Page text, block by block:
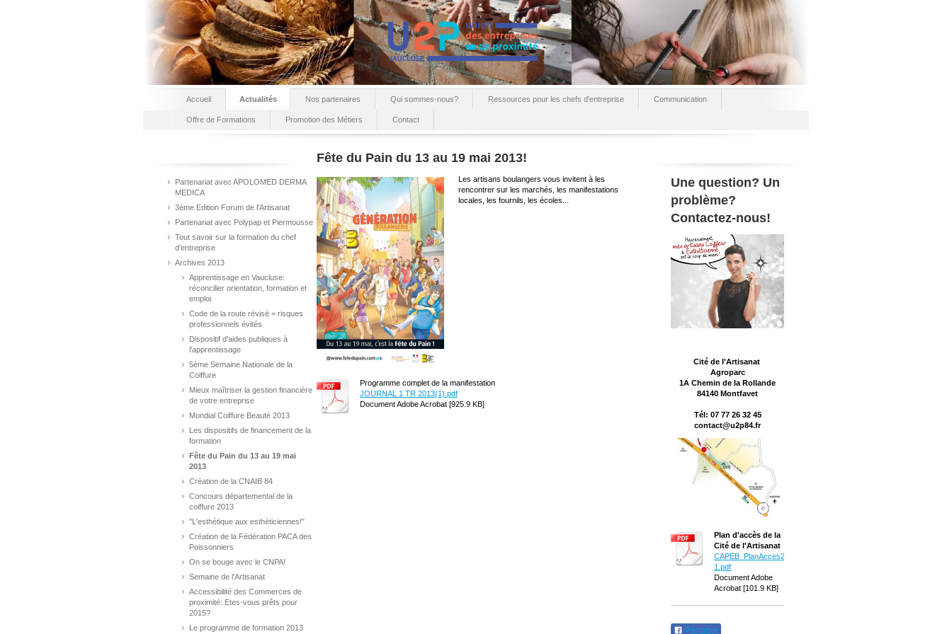
Accueil Actualités Nos partenaires Qui sommes-nous? Ressources pour les chefs d'entreprise Communication
Offre de Formations Promotion des Métiers Contact
Partenariat avec APOLOMED DERMA
MEDICA
3ème Edition Forum de l'Artisanat
Partenariat avec Polypap et Piermousse
Tout savoir sur la formation du chef
d'entreprise
Archives 2013
Apprentissage en Vaucluse:
réconcilier orientation, formation et
emploi
Code de la route révisé = risques
professionnels évités
Dispositif d'aides publiques à
l'apprentissage
5ème Semaine Nationale de la
Coiffure
Mieux maîtriser la gestion financière
de votre entreprise
Mondial Coiffure Beauté 2013
Les dispositifs de financement de la
formation
Fête du Pain du 13 au 19 mai
2013
Création de la CNAIB 84
Concours départemental de la
coiffure 2013
"L'esthétique aux esthéticiennes!"
Création de la Fédération PACA des
Poissonniers
On se bouge avec le CNPA!
Semaine de l'Artisanat
Accessibilité des Commerces de
proximité: Etes-vous prêts pour
2015?
Le programme de formation 2013
Fête du Pain du 13 au 19 mai 2013!
Les artisans boulangers vous invitent à les
rencontrer sur les marchés, les manifestations
locales, les fournils, les écoles...
Programme complet de la manifestation
JOURNAL 1 TR 2013(1).pdf
Document Adobe Acrobat [925.9 KB]
Une question? Un
problème?
Contactez-nous!
Cité de l'Artisanat
Agroparc
1A Chemin de la Rollande
84140 Montfavet
Tél: 07 77 26 32 45
contact@u2p84.fr
Plan d'accès de la
Cité de l'Artisanat
CAPEB_PlanAcces2012-
1.pdf
Document Adobe
Acrobat [101.9 KB]
Partager